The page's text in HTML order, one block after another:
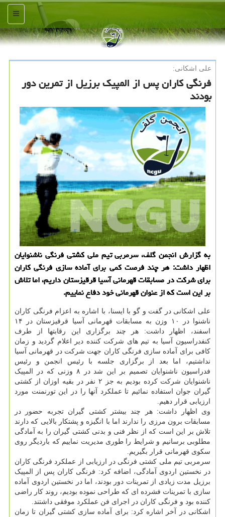
منو
علی اشكانی:
فرنگی کاران پس از المپیک برزیل از تمرین دور
بودند
به گزارش انجمن گلف، سرمربی تیم ملی کشتی فرنگی ناشنوایان
اظهار داشت: هر چند فرصت کمی برای آماده سازی فرنگی کاران
برای شرکت در مسابقات قهرمانی آسیا قرقیزستان داریم، اما تلاش
بر این است که از عنوان قهرمانی خود دفاع نماییم.
علی اشکانی در گفت و گو با ایسنا، با اشاره به اعزام فرنگی کاران
ناشنوا در ۱۰ وزن به مسابقات قهرمانی آسیا قرقیزستان در ۱۴
اسفند، اظهار داشت: هر چند برگزاری این رقابتها از طرف
کنفدراسیون آسیا به تیم های شرکت کننده دیر اعلام گردید و زمان
کافی برای آماده سازی فرنگی کاران جهت شرکت در قهرمانی آسیا
نداشتیم، اما بعد از برگزاری جلسه با رئیس انجمن و رئیس
فدراسیون ناشنوایان تصمیم بر این شد در ۸ وزنی که در المپیک
ناشنوایان شرکت کرده بودیم به جز ۲ نفر در بقیه اوزان از کشتی
گیران جوان استفاده نمائیم تا عملکرد آنها را در این تورنمنت مورد
ارزیابی قرار دهیم.
وی اظهار داشت: هر چند بیشتر کشتی گیران تجربه حضور در
مسابقات برون مرزی را ندارند اما با انگیزه و پشتکار بالایی که دارند
تلاش بر این است که از نظر فنی و بدنی کشتی گیران را به آمادگی
مطلوبی برسانیم و شرایط را طوری مدیریت نماییم که باردیگر روی
سکوی قهرمانی قرار بگیریم.
سرمربی تیم ملی کشتی فرنگی در ارزیابی از عملکرد فرنگی کاران
در نخستین اردوی آمادگی، اضافه کرد: فرنگی کاران پس از المپیک
برزیل مدت زیادی از تمرینات دور بودند، اما در نخستین اردوی آماده
سازی با تمرینات فشرده ای که طراحی نموده بودیم، روند کار راضی
کننده بود و فرنگی کاران در اجرای فن عملکرد موفقی داشتند.
اشکانی در آخر اشاره کرد: برای آماده سازی کشتی گیران تا زمان